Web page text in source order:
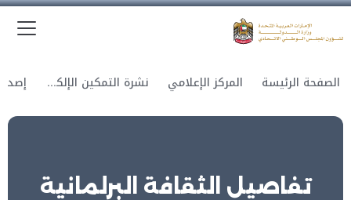
الصفحة الرئيسة المركز الإعلامي نشرة التمكين الإلكترونية
تفاصيل الثقافة البرلمانية